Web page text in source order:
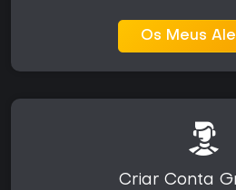
Os Meus
Criar Conta